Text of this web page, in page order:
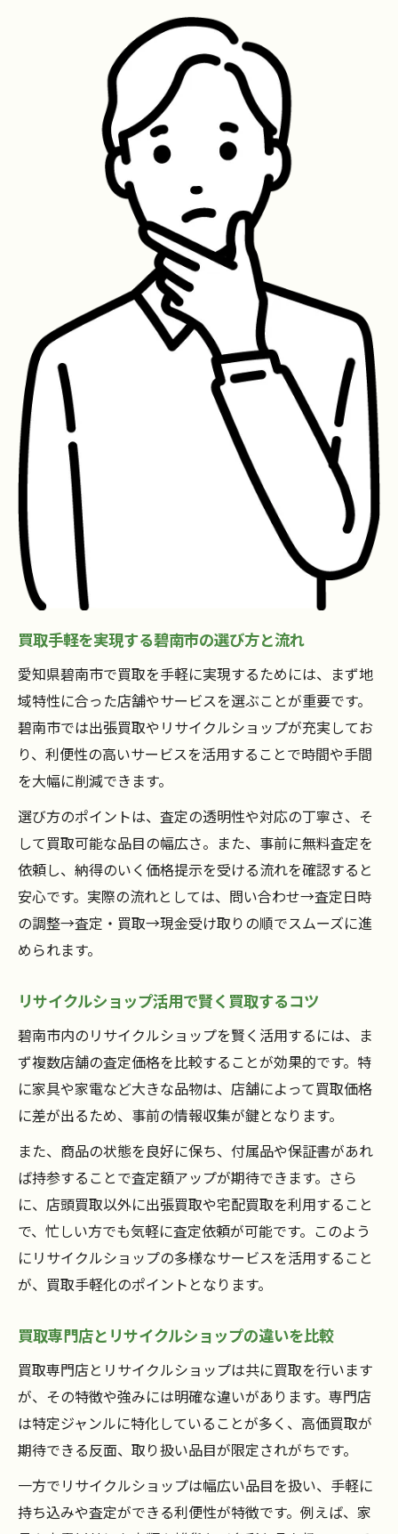
不用品買取を賢く進めるためのコツ
買取額を高めるコツと査定前の準備とは
リサイクルショップ選びで失敗しないポイ
ント
買取対象となる不用品の特徴を徹底解説
出張買取をより手軽に利用するための秘訣
買取実績と口コミを活用したショップ選び
家具や家電の現金化が簡単になる理由
碧南市の買取手軽が家具家電に強い理由
家電買取で査定額を上げるポイントを解説
家具買取を手軽に進めるための準備方法
リサイクルショップで現金化が進む背景
買取対象品目の確認で損を防ぐテクニック
引っ越し時に便利な買取利用方法とは
買取手軽で引っ越し準備を効率化する方法
引っ越し時に活用したい出張買取の流れ
不要品を現金化しながら荷物を減らすコツ
リサイクルショップ利用のタイミングを解
説
買取依頼をスムーズにするための事前チェ
ック
現金化を目指すなら買取活用が近道
買取手軽を活用した現金化実現のポイント
即日現金化に向けた買取サービスの選び方
高価買取を目指すための事前準備とは何か
リサイクルショップとの上手な付き合い方
買取査定の流れを把握し安心取引を目指す
買取を通じて安心を手にする秘訣
安心して買取を依頼するためのポイント
無料査定とキャンセル対応の魅力を解説
納得できる買取価格の見極め方とコツ
買取手軽を叶える対応の良い店舗の特徴
買取手軽を実現する碧南市の選び方と流れ
愛知県碧南市で買取を手軽に実現するためには、まず地
域特性に合った店舗やサービスを選ぶことが重要です。
碧南市では出張買取やリサイクルショップが充実してお
り、利便性の高いサービスを活用することで時間や手間
を大幅に削減できます。
選び方のポイントは、査定の透明性や対応の丁寧さ、そ
して買取可能な品目の幅広さ。また、事前に無料査定を
依頼し、納得のいく価格提示を受ける流れを確認すると
安心です。実際の流れとしては、問い合わせ→査定日時
の調整→査定・買取→現金受け取りの順でスムーズに進
められます。
リサイクルショップ活用で賢く買取するコツ
碧南市内のリサイクルショップを賢く活用するには、ま
ず複数店舗の査定価格を比較することが効果的です。特
に家具や家電など大きな品物は、店舗によって買取価格
に差が出るため、事前の情報収集が鍵となります。
また、商品の状態を良好に保ち、付属品や保証書があれ
ば持参することで査定額アップが期待できます。さら
に、店頭買取以外に出張買取や宅配買取を利用すること
で、忙しい方でも気軽に査定依頼が可能です。このよう
にリサイクルショップの多様なサービスを活用すること
が、買取手軽化のポイントとなります。
買取専門店とリサイクルショップの違いを比較
買取専門店とリサイクルショップは共に買取を行います
が、その特徴や強みには明確な違いがあります。専門店
は特定ジャンルに特化していることが多く、高価買取が
期待できる反面、取り扱い品目が限定されがちです。
一方でリサイクルショップは幅広い品目を扱い、手軽に
持ち込みや査定ができる利便性が特徴です。例えば、家